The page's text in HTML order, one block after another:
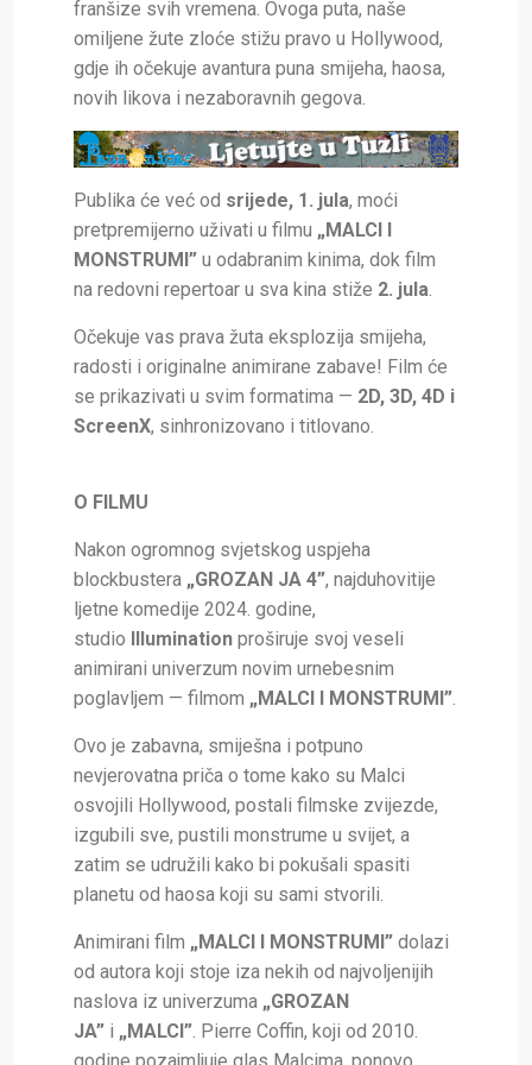
franšize svih vremena. Ovoga puta, naše
omiljene žute zloće stižu pravo u Hollywood,
gdje ih očekuje avantura puna smijeha, haosa,
novih likova i nezaboravnih gegova.
Publika će već od srijede, 1. jula, moći
pretpremijerno uživati u filmu „MALCI I
MONSTRUMI” u odabranim kinima, dok film
na redovni repertoar u sva kina stiže 2. jula
Očekuje vas prava žuta eksplozija smijeha,
radosti i originalne animirane zabave! Film će
se prikazivati u svim formatima — 2D, 3D, 4D i
ScreenX, sinhronizovano i titlovano.
O FILMU
Nakon ogromnog svjetskog uspjeha
blockbustera „GROZAN JA 4”, najduhovitije
ljetne komedije 2024. godine,
studio Illumination proširuje svoj veseli
animirani univerzum novim urnebesnim
poglavljem — filmom „MALCI I MONSTRUMI”
Ovo je zabavna, smiješna i potpuno
nevjerovatna priča o tome kako su Malci
osvojili Hollywood, postali filmske zvijezde,
izgubili sve, pustili monstrume u svijet, a
zatim se udružili kako bi pokušali spasiti
planetu od haosa koji su sami stvorili.
Animirani film „MALCI I MONSTRUMI” dolazi
od autora koji stoje iza nekih od najvoljenijih
naslova iz univerzuma „GROZAN
JA” i „MALCI” . Pierre Coffin, koji od 2010.
godine pozajmljuje glas Malcima, ponovo